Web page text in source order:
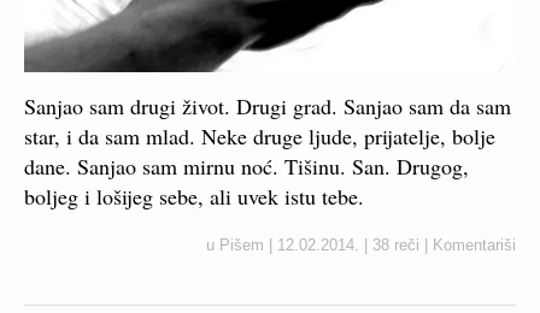
Sanjao sam drugi život. Drugi grad. Sanjao sam da sam
star, i da sam mlad. Neke druge ljude, prijatelje, bolje
dane. Sanjao sam mirnu noć. Tišinu. San. Drugog,
boljeg i lošijeg sebe, ali uvek istu tebe.
u Pišem 12.02.2014. 38 reči Komentariši